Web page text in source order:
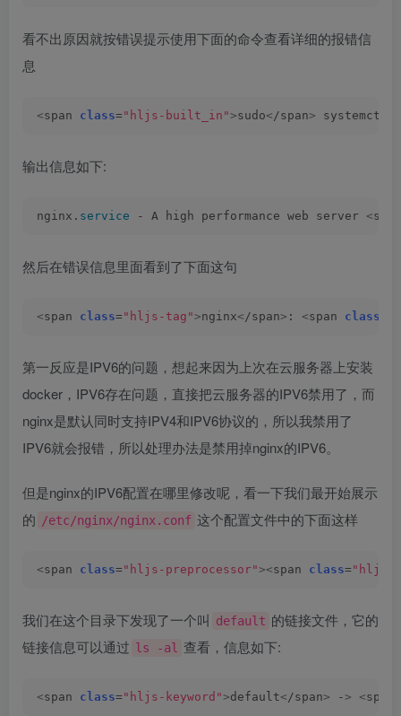
看不出原因就按错误提示使用下面的命令查看详细的报错信
息
<span class= "hljs-built_in">sudo< /span> systemctl
输出信息如下:
nginx. service - A high performance web server <
然后在错误信息里面看到了下面这句
<span class= "hljs-tag">nginx< /span> : <span class
第一反应是IPV6的问题，想起来因为上次在云服务器上安装
docker，IPV6存在问题，直接把云服务器的IPV6禁用了，而
nginx是默认同时支持IPV4和IPV6协议的，所以我禁用了
IPV6就会报错，所以处理办法是禁用掉nginx的IPV6。
但是nginx的IPV6配置在哪里修改呢，看一下我们最开始展示
的 /etc/nginx/nginx.conf 这个配置文件中的下面这样
<span class= "hljs-preprocessor"><span class= "hljs-
我们在这个目录下发现了一个叫 default 的链接文件，它的
链接信息可以通过 ls -al 查看，信息如下:
<span class= "hljs-keyword">default< /span> -> <span